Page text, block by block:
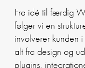
Fra idé til færdig
følger vi en
involverer kunden
alt fra design og
plugins,